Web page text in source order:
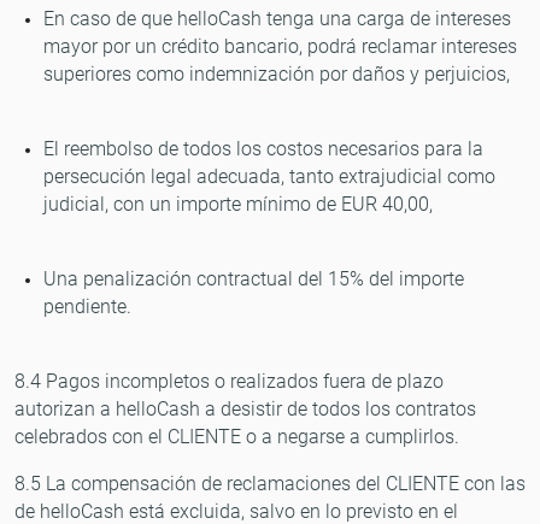
En caso de que helloCash tenga una carga de intereses
mayor por un crédito bancario, podrá reclamar intereses
superiores como indemnización por daños y perjuicios,
El reembolso de todos los costos necesarios para la
persecución legal adecuada, tanto extrajudicial como
judicial, con un importe mínimo de EUR 40,00,
Una penalización contractual del 15% del importe
pendiente.
8.4 Pagos incompletos o realizados fuera de plazo
autorizan a helloCash a desistir de todos los contratos
celebrados con el CLIENTE o a negarse a cumplirlos.
8.5 La compensación de reclamaciones del CLIENTE con las
de helloCash está excluida, salvo en lo previsto en el